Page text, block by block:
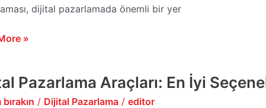
dijital pazarlamada önemli bir yer
»
Pazarlama Araçları: En İyi
/ Dijital Pazarlama / editor